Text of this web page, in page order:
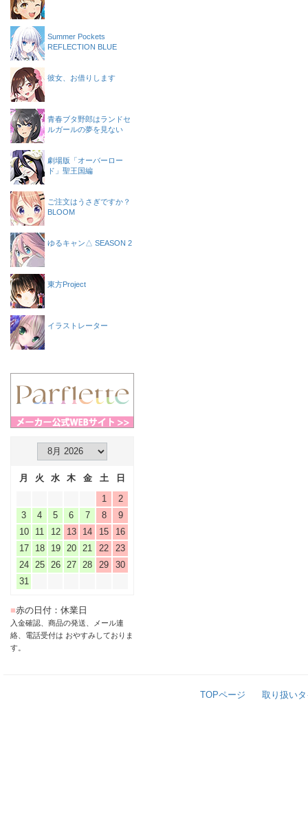
Summer Pockets
REFLECTION BLUE
彼女、お借りします
青春ブタ野郎はランドセ
ルガールの夢を見ない
劇場版「オーバーロー
ド」聖王国編
ご注文はうさぎですか？
BLOOM
ゆるキャン△ SEASON 2
東方Project
イラストレーター
月 火 水 木 金 土
日
1
2
3
4 5 6 7 8
9
10
11 12 13 14 15
16
17
18 19 20 21 22
23
24
25 26 27 28 29
30
31
■赤の日付：休業日
入金確認、商品の発送、メール連
絡、電話受付は おやすみしておりま
す。
TOPページ 取り扱い